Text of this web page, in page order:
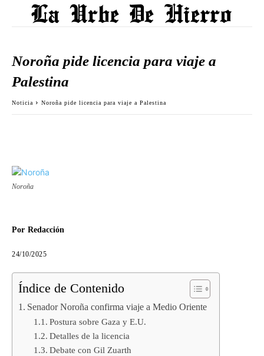
Noroña pide licencia para viaje a
Palestina
Noticia Noroña pide licencia para viaje a Palestina
Noroña
Por Redacción
24/10/2025
Índice de Contenido
Senador Noroña confirma viaje a Medio Oriente
Postura sobre Gaza y E.U.
Detalles de la licencia
Debate con Gil Zuarth